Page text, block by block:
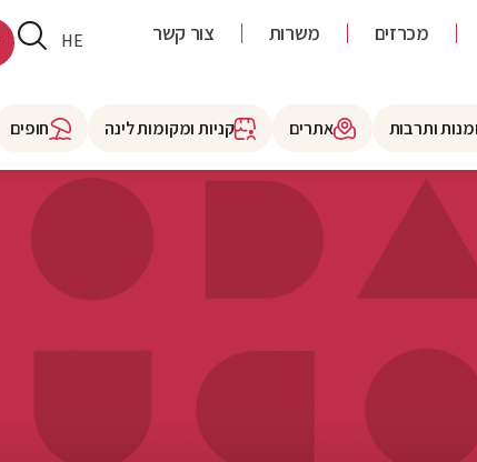
מכרזים משרות צור קשר HE
RU
ותרבות אתרים קניות ומקומות לינה חופים